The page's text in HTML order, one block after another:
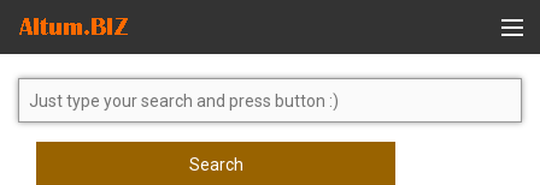
Global Search
Search